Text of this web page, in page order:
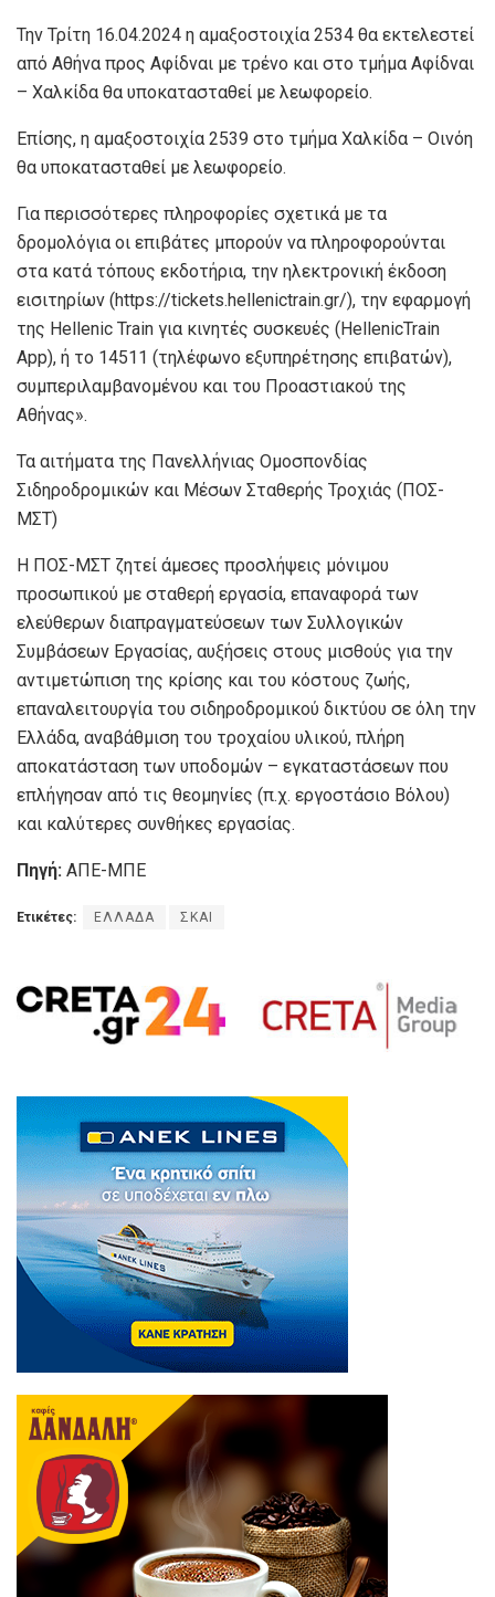
Την Τρίτη 16.04.2024 η αμαξοστοιχία 2534 θα εκτελεστεί
από Αθήνα προς Αφίδναι με τρένο και στο τμήμα Αφίδναι
– Χαλκίδα θα υποκατασταθεί με λεωφορείο.
Επίσης, η αμαξοστοιχία 2539 στο τμήμα Χαλκίδα – Οινόη
θα υποκατασταθεί με λεωφορείο.
Για περισσότερες πληροφορίες σχετικά με τα
δρομολόγια οι επιβάτες μπορούν να πληροφορούνται
στα κατά τόπους εκδοτήρια, την ηλεκτρονική έκδοση
εισιτηρίων (https://tickets.hellenictrain.gr/), την εφαρμογή
της Hellenic Train για κινητές συσκευές (HellenicTrain
App), ή το 14511 (τηλέφωνο εξυπηρέτησης επιβατών),
συμπεριλαμβανομένου και του Προαστιακού της
Αθήνας».
Τα αιτήματα της Πανελλήνιας Ομοσπονδίας
Σιδηροδρομικών και Μέσων Σταθερής Τροχιάς (ΠΟΣ-
ΜΣΤ)
Η ΠΟΣ-ΜΣΤ ζητεί άμεσες προσλήψεις μόνιμου
προσωπικού με σταθερή εργασία, επαναφορά των
ελεύθερων διαπραγματεύσεων των Συλλογικών
Συμβάσεων Εργασίας, αυξήσεις στους μισθούς για την
αντιμετώπιση της κρίσης και του κόστους ζωής,
επαναλειτουργία του σιδηροδρομικού δικτύου σε όλη την
Ελλάδα, αναβάθμιση του τροχαίου υλικού, πλήρη
αποκατάσταση των υποδομών – εγκαταστάσεων που
επλήγησαν από τις θεομηνίες (π.χ. εργοστάσιο Βόλου)
και καλύτερες συνθήκες εργασίας.
Πηγή: ΑΠΕ-ΜΠΕ
Ετικέτες: ΕΛΛΑΔΑ ΣΚΑΙ